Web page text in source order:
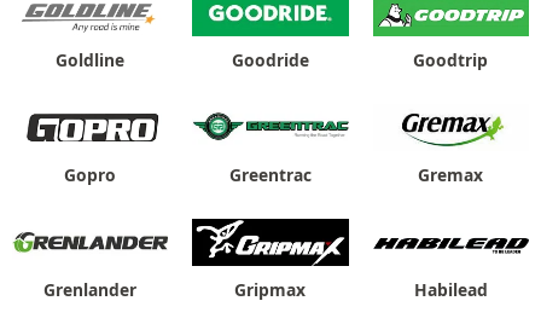
Goldline Goodride Goodtrip
Gopro Greentrac Gremax
Grenlander Gripmax Habilead